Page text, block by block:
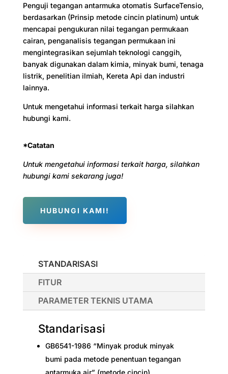
Penguji tegangan antarmuka otomatis SurfaceTensio,
berdasarkan (Prinsip metode cincin platinum) untuk
mencapai pengukuran nilai tegangan permukaan
cairan, penganalisis tegangan permukaan ini
mengintegrasikan sejumlah teknologi canggih,
banyak digunakan dalam kimia, minyak bumi, tenaga
listrik, penelitian ilmiah, Kereta Api dan industri
lainnya.
Untuk mengetahui informasi terkait harga silahkan
hubungi kami.
*Catatan
Untuk mengetahui informasi terkait harga, silahkan
hubungi kami sekarang juga!
HUBUNGI KAMI!
STANDARISASI
FITUR
PARAMETER TEKNIS UTAMA
Standarisasi
GB6541-1986 “Minyak produk minyak
bumi pada metode penentuan tegangan
antarmuka air” (metode cincin)